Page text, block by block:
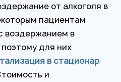
от алкоголя в
пациентам
воздержанием в
для них
в стационар
и